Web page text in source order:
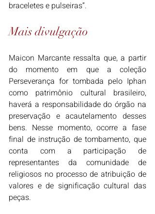
braceletes e pulseiras”.
Mais divulgação
Maicon Marcante ressalta que, a partir
do momento em que a coleção
Perseverança for tombada pelo Iphan
como patrimônio cultural brasileiro,
haverá a responsabilidade do órgão na
preservação e acautelamento desses
bens. Nesse momento, ocorre a fase
final de instrução de tombamento, que
conta com a participação de
representantes da comunidade de
religiosos no processo de atribuição de
valores e de significação cultural das
peças.